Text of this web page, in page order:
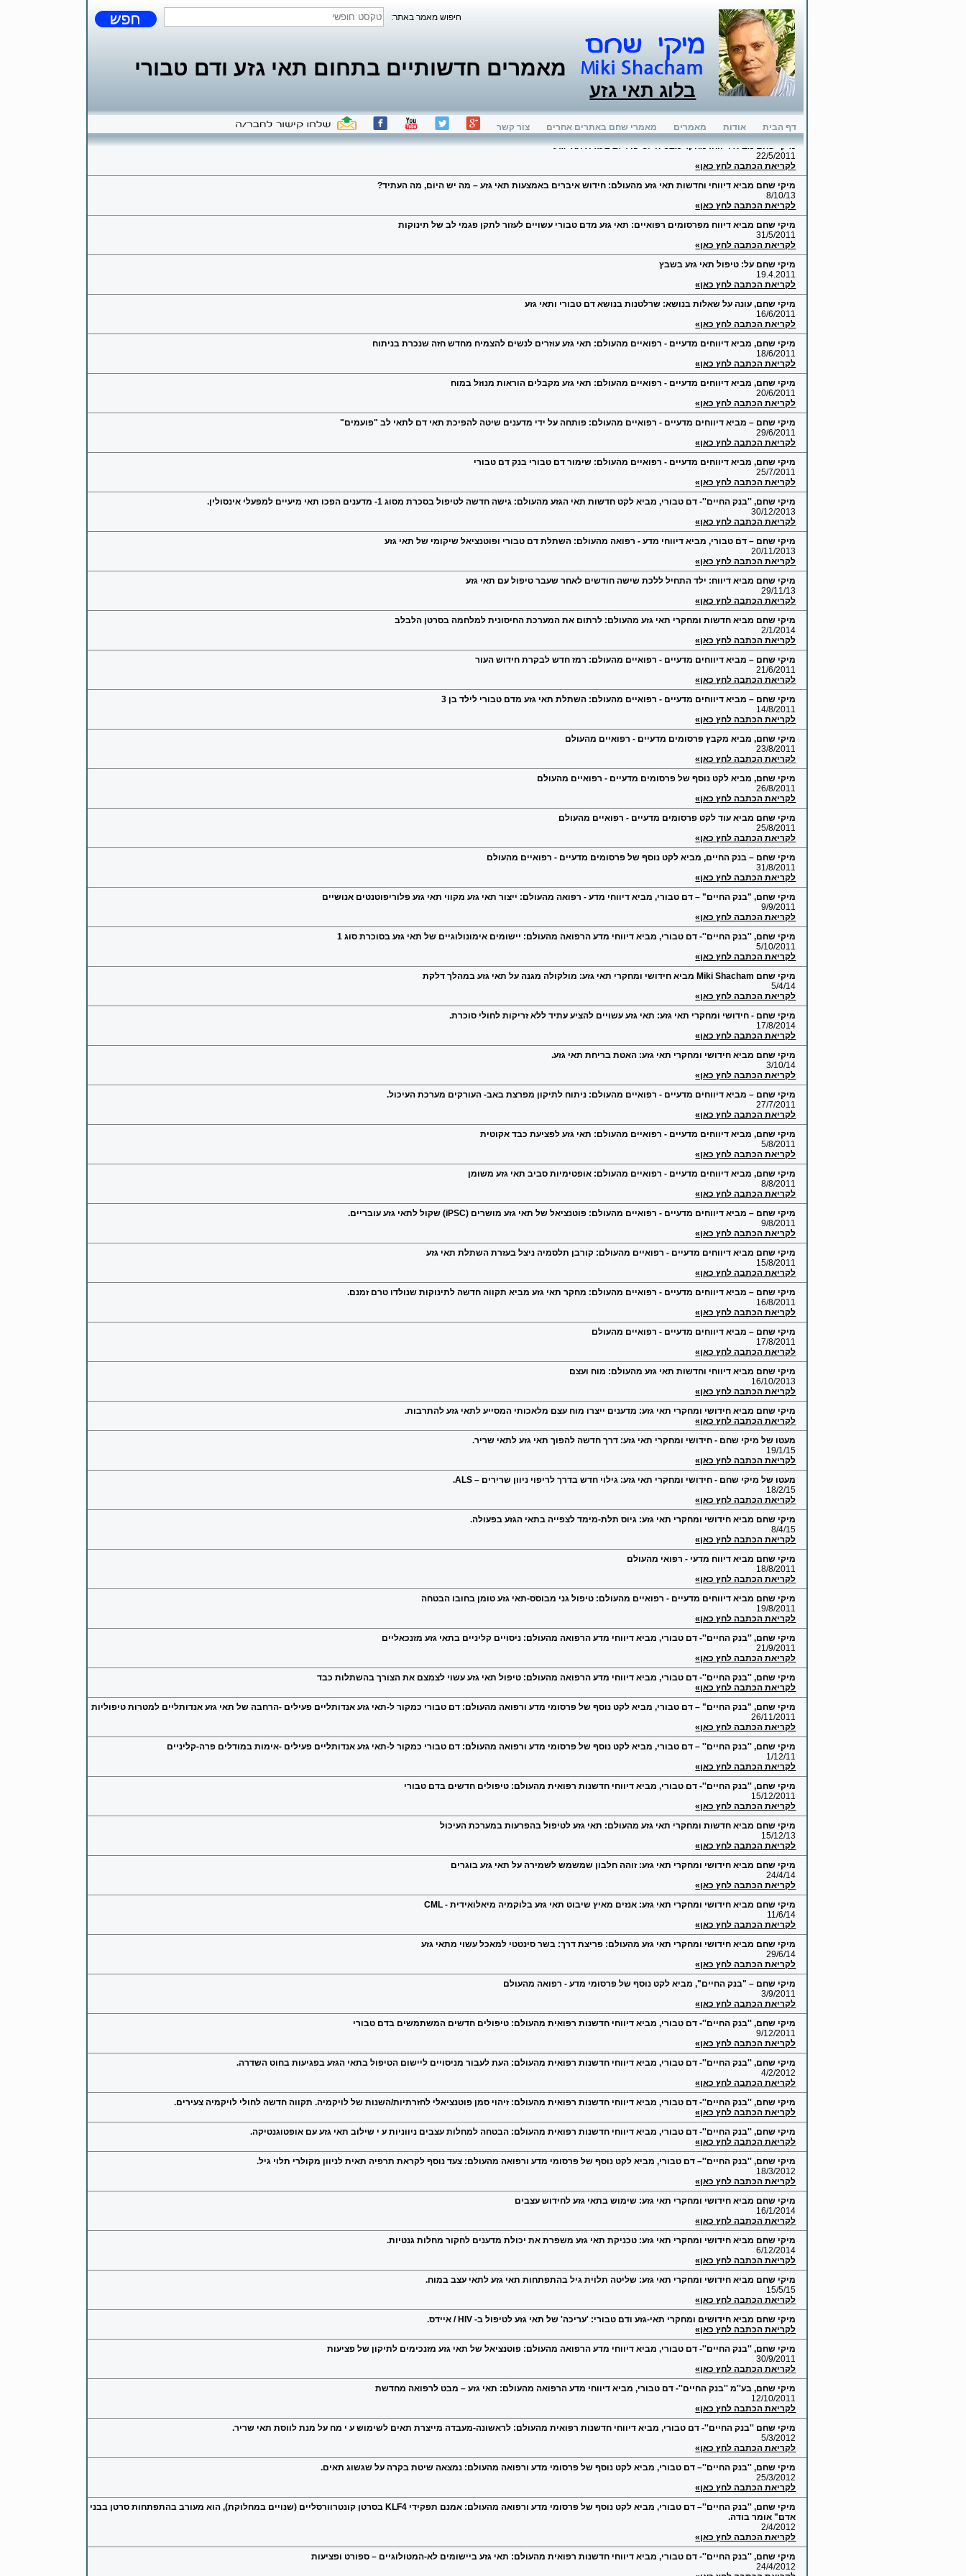
חיפוש מאמר באתר:
מאמרים חדשותיים בתחום תאי גזע ודם טבורי
בלוג תאי גזע
דף הבית אודות מאמרים מאמרי שחם באתרים אחרים צור קשר
מאמרים
מיקי שחם מביא דיווח: מחקר מבטיח לטיפול לב בעזרת תאי גזע
22/5/2011
לקריאת הכתבה לחץ כאן»
מיקי שחם מביא דיווחי וחדשות תאי גזע מהעולם: חידוש איברים באמצעות תאי גזע – מה יש היום, מה העתיד?
8/10/13
לקריאת הכתבה לחץ כאן»
מיקי שחם מביא דיווח מפרסומים רפואיים: תאי גזע מדם טבורי עשויים לעזור לתקן פגמי לב של תינוקות
31/5/2011
לקריאת הכתבה לחץ כאן»
מיקי שחם על: טיפול תאי גזע בשבץ
19.4.2011
לקריאת הכתבה לחץ כאן»
מיקי שחם, עונה על שאלות בנושא: שרלטנות בנושא דם טבורי ותאי גזע
16/6/2011
לקריאת הכתבה לחץ כאן»
מיקי שחם, מביא דיווחים מדעיים - רפואיים מהעולם: תאי גזע עוזרים לנשים להצמיח מחדש חזה שנכרת בניתוח
18/6/2011
לקריאת הכתבה לחץ כאן»
מיקי שחם, מביא דיווחים מדעיים - רפואיים מהעולם: תאי גזע מקבלים הוראות מנוזל במוח
20/6/2011
לקריאת הכתבה לחץ כאן»
מיקי שחם – מביא דיווחים מדעיים - רפואיים מהעולם: פותחה על ידי מדענים שיטה להפיכת תאי דם לתאי לב "פועמים"
29/6/2011
לקריאת הכתבה לחץ כאן»
מיקי שחם, מביא דיווחים מדעיים - רפואיים מהעולם: שימור דם טבורי בנק דם טבורי
25/7/2011
לקריאת הכתבה לחץ כאן»
מיקי שחם, ''בנק החיים''- דם טבורי, מביא לקט חדשות תאי הגזע מהעולם: גישה חדשה לטיפול בסכרת מסוג 1- מדענים הפכו תאי מיעיים למפעלי אינסולין.
30/12/2013
לקריאת הכתבה לחץ כאן»
מיקי שחם – דם טבורי, מביא דיווחי מדע - רפואה מהעולם: השתלת דם טבורי ופוטנציאל שיקומי של תאי גזע
20/11/2013
לקריאת הכתבה לחץ כאן»
מיקי שחם מביא דיווח: ילד התחיל ללכת שישה חודשים לאחר שעבר טיפול עם תאי גזע
29/11/13
לקריאת הכתבה לחץ כאן»
מיקי שחם מביא חדשות ומחקרי תאי גזע מהעולם: לרתום את המערכת החיסונית למלחמה בסרטן הלבלב
2/1/2014
לקריאת הכתבה לחץ כאן»
מיקי שחם – מביא דיווחים מדעיים - רפואיים מהעולם: רמז חדש לבקרת חידוש העור
21/6/2011
לקריאת הכתבה לחץ כאן»
מיקי שחם – מביא דיווחים מדעיים - רפואיים מהעולם: השתלת תאי גזע מדם טבורי לילד בן 3
14/8/2011
לקריאת הכתבה לחץ כאן»
מיקי שחם, מביא מקבץ פרסומים מדעיים - רפואיים מהעולם
23/8/2011
לקריאת הכתבה לחץ כאן»
מיקי שחם, מביא לקט נוסף של פרסומים מדעיים - רפואיים מהעולם
26/8/2011
לקריאת הכתבה לחץ כאן»
מיקי שחם מביא עוד לקט פרסומים מדעיים - רפואיים מהעולם
25/8/2011
לקריאת הכתבה לחץ כאן»
מיקי שחם – בנק החיים, מביא לקט נוסף של פרסומים מדעיים - רפואיים מהעולם
31/8/2011
לקריאת הכתבה לחץ כאן»
מיקי שחם, "בנק החיים" – דם טבורי, מביא דיווחי מדע - רפואה מהעולם: ייצור תאי גזע מקווי תאי גזע פלוריפוטנטים אנושיים
9/9/2011
לקריאת הכתבה לחץ כאן»
מיקי שחם, ''בנק החיים''- דם טבורי, מביא דיווחי מדע הרפואה מהעולם: יישומים אימונולוגיים של תאי גזע בסוכרת סוג 1
5/10/2011
לקריאת הכתבה לחץ כאן»
מיקי שחם Miki Shacham מביא חידושי ומחקרי תאי גזע: מולקולה מגנה על תאי גזע במהלך דלקת
5/4/14
לקריאת הכתבה לחץ כאן»
מיקי שחם - חידושי ומחקרי תאי גזע: תאי גזע עשויים להציע עתיד ללא זריקות לחולי סוכרת.
17/8/2014
לקריאת הכתבה לחץ כאן»
מיקי שחם מביא חידושי ומחקרי תאי גזע: האטת בריחת תאי גזע.
3/10/14
לקריאת הכתבה לחץ כאן»
מיקי שחם – מביא דיווחים מדעיים - רפואיים מהעולם: ניתוח לתיקון מפרצת באב- העורקים מערכת העיכול.
27/7/2011
לקריאת הכתבה לחץ כאן»
מיקי שחם, מביא דיווחים מדעיים - רפואיים מהעולם: תאי גזע לפציעת כבד אקוטית
5/8/2011
לקריאת הכתבה לחץ כאן»
מיקי שחם, מביא דיווחים מדעיים - רפואיים מהעולם: אופטימיות סביב תאי גזע משומן
8/8/2011
לקריאת הכתבה לחץ כאן»
מיקי שחם – מביא דיווחים מדעיים - רפואיים מהעולם: פוטנציאל של תאי גזע מושרים (iPSC) שקול לתאי גזע עובריים.
9/8/2011
לקריאת הכתבה לחץ כאן»
מיקי שחם מביא דיווחים מדעיים - רפואיים מהעולם: קורבן תלסמיה ניצל בעזרת השתלת תאי גזע
15/8/2011
לקריאת הכתבה לחץ כאן»
מיקי שחם – מביא דיווחים מדעיים - רפואיים מהעולם: מחקר תאי גזע מביא תקווה חדשה לתינוקות שנולדו טרם זמנם.
16/8/2011
לקריאת הכתבה לחץ כאן»
מיקי שחם – מביא דיווחים מדעיים - רפואיים מהעולם
17/8/2011
לקריאת הכתבה לחץ כאן»
מיקי שחם מביא דיווחי וחדשות תאי גזע מהעולם: מוח ועצם
16/10/2013
לקריאת הכתבה לחץ כאן»
מיקי שחם מביא חידושי ומחקרי תאי גזע: מדענים ייצרו מוח עצם מלאכותי המסייע לתאי גזע להתרבות.
לקריאת הכתבה לחץ כאן»
מעטו של מיקי שחם - חידושי ומחקרי תאי גזע: דרך חדשה להפוך תאי גזע לתאי שריר.
19/1/15
לקריאת הכתבה לחץ כאן»
מעטו של מיקי שחם - חידושי ומחקרי תאי גזע: גילוי חדש בדרך לריפוי ניוון שרירים – ALS.
18/2/15
לקריאת הכתבה לחץ כאן»
מיקי שחם מביא חידושי ומחקרי תאי גזע: גיוס תלת-מימד לצפייה בתאי הגזע בפעולה.
8/4/15
לקריאת הכתבה לחץ כאן»
מיקי שחם מביא דיווח מדעי - רפואי מהעולם
18/8/2011
לקריאת הכתבה לחץ כאן»
מיקי שחם מביא דיווחים מדעיים - רפואיים מהעולם: טיפול גני מבוסס-תאי גזע טומן בחובו הבטחה
19/8/2011
לקריאת הכתבה לחץ כאן»
מיקי שחם, ''בנק החיים''- דם טבורי, מביא דיווחי מדע הרפואה מהעולם: ניסויים קליניים בתאי גזע מזנכאליים
21/9/2011
לקריאת הכתבה לחץ כאן»
מיקי שחם, ''בנק החיים''- דם טבורי, מביא דיווחי מדע הרפואה מהעולם: טיפול תאי גזע עשוי לצמצם את הצורך בהשתלות כבד
לקריאת הכתבה לחץ כאן»
מיקי שחם, "בנק החיים" – דם טבורי, מביא לקט נוסף של פרסומי מדע ורפואה מהעולם: דם טבורי כמקור ל-תאי גזע אנדותליים פעילים -הרחבה של תאי גזע אנדותליים למטרות טיפוליות
26/11/2011
לקריאת הכתבה לחץ כאן»
מיקי שחם, ''בנק החיים'' – דם טבורי, מביא לקט נוסף של פרסומי מדע ורפואה מהעולם: דם טבורי כמקור ל-תאי גזע אנדותליים פעילים -אימות במודלים פרה-קליניים
1/12/11
לקריאת הכתבה לחץ כאן»
מיקי שחם, ''בנק החיים''- דם טבורי, מביא דיווחי חדשנות רפואית מהעולם: טיפולים חדשים בדם טבורי
15/12/2011
לקריאת הכתבה לחץ כאן»
מיקי שחם מביא חדשות ומחקרי תאי גזע מהעולם: תאי גזע לטיפול בהפרעות במערכת העיכול
15/12/13
לקריאת הכתבה לחץ כאן»
מיקי שחם מביא חידושי ומחקרי תאי גזע: זוהה חלבון שמשמש לשמירה על תאי גזע בוגרים
24/4/14
לקריאת הכתבה לחץ כאן»
מיקי שחם מביא חידושי ומחקרי תאי גזע: אנזים מאיץ שיבוט תאי גזע בלוקמיה מיאלואידית - CML
11/6/14
לקריאת הכתבה לחץ כאן»
מיקי שחם מביא חידושי ומחקרי תאי גזע מהעולם: פריצת דרך: בשר סינטטי למאכל עשוי מתאי גזע
29/6/14
לקריאת הכתבה לחץ כאן»
מיקי שחם – "בנק החיים", מביא לקט נוסף של פרסומי מדע - רפואה מהעולם
3/9/2011
לקריאת הכתבה לחץ כאן»
מיקי שחם, ''בנק החיים''- דם טבורי, מביא דיווחי חדשנות רפואית מהעולם: טיפולים חדשים המשתמשים בדם טבורי
9/12/2011
לקריאת הכתבה לחץ כאן»
מיקי שחם, ''בנק החיים''- דם טבורי, מביא דיווחי חדשנות רפואית מהעולם: העת לעבור מניסויים ליישום הטיפול בתאי הגזע בפגיעות בחוט השדרה.
4/2/2012
לקריאת הכתבה לחץ כאן»
מיקי שחם, ''בנק החיים''- דם טבורי, מביא דיווחי חדשנות רפואית מהעולם: זיהוי סמן פוטנציאלי לחזרתיות/השנות של לויקמיה. תקווה חדשה לחולי לויקמיה צעירים.
לקריאת הכתבה לחץ כאן»
מיקי שחם, ''בנק החיים''- דם טבורי, מביא דיווחי חדשנות רפואית מהעולם: הבטחה למחלות עצבים ניווניות ע י שילוב תאי גזע עם אופטוגנטיקה.
לקריאת הכתבה לחץ כאן»
מיקי שחם, ''בנק החיים''– דם טבורי, מביא לקט נוסף של פרסומי מדע ורפואה מהעולם: צעד נוסף לקראת תרפיה תאית לניוון מקולרי תלוי גיל.
18/3/2012
לקריאת הכתבה לחץ כאן»
מיקי שחם מביא חידושי ומחקרי תאי גזע: שימוש בתאי גזע לחידוש עצבים
16/1/2014
לקריאת הכתבה לחץ כאן»
מיקי שחם מביא חידושי ומחקרי תאי גזע: טכניקת תאי גזע משפרת את יכולת מדענים לחקור מחלות גנטיות.
6/12/2014
לקריאת הכתבה לחץ כאן»
מיקי שחם מביא חידושי ומחקרי תאי גזע: שליטה תלוית גיל בהתפתחות תאי גזע לתאי עצב במוח.
15/5/15
לקריאת הכתבה לחץ כאן»
מיקי שחם מביא חידושים ומחקרי תאי-גזע ודם טבורי: 'עריכה' של תאי גזע לטיפול ב- HIV / איידס.
לקריאת הכתבה לחץ כאן»
מיקי שחם, ''בנק החיים''- דם טבורי, מביא דיווחי מדע הרפואה מהעולם: פוטנציאל של תאי גזע מזנכימים לתיקון של פציעות
30/9/2011
לקריאת הכתבה לחץ כאן»
מיקי שחם, בע''מ ''בנק החיים''- דם טבורי, מביא דיווחי מדע הרפואה מהעולם: תאי גזע – מבט לרפואה מחדשת
12/10/2011
לקריאת הכתבה לחץ כאן»
מיקי שחם ''בנק החיים''- דם טבורי, מביא דיווחי חדשנות רפואית מהעולם: לראשונה-מעבדה מייצרת תאים לשימוש ע י מח על מנת לווסת תאי שריר.
5/3/2012
לקריאת הכתבה לחץ כאן»
מיקי שחם, ''בנק החיים''– דם טבורי, מביא לקט נוסף של פרסומי מדע ורפואה מהעולם: נמצאה שיטת בקרה על שגשוג תאים.
25/3/2012
לקריאת הכתבה לחץ כאן»
מיקי שחם, ''בנק החיים''– דם טבורי, מביא לקט נוסף של פרסומי מדע ורפואה מהעולם: אמנם תפקידי KLF4 בסרטן קונטרוורסליים (שנויים במחלוקת), הוא מעורב בהתפתחות סרטן בבני
אדם" אומר בודה.
2/4/2012
לקריאת הכתבה לחץ כאן»
מיקי שחם, ''בנק החיים''- דם טבורי, מביא דיווחי חדשנות רפואית מהעולם: תאי גזע ביישומים לא-המטולוגיים – ספורט ופציעות
24/4/2012